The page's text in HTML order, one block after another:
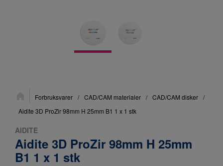
her:
Forbruksvarer / CAD/CAM materialer / CAD/CAM disker /
Aidite 3D ProZir 98mm H 25mm B1 1 x 1 stk
AIDITE
Aidite 3D ProZir 98mm H 25mm
B1 1 x 1 stk